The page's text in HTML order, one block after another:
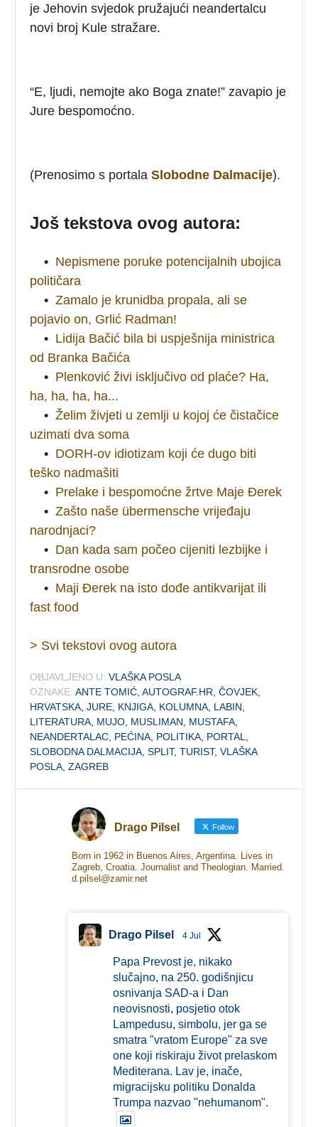
je Jehovin svjedok pružajući neandertalcu
novi broj Kule stražare.
“E, ljudi, nemojte ako Boga znate!” zavapio je
Jure bespomoćno.
(Prenosimo s portalaSlobodne Dalmacije).
Još tekstova ovog autora:
• Nepismene poruke potencijalnih ubojica
političara
• Zamalo je krunidba propala, ali se
pojavio on, Grlić Radman!
• Lidija Bačić bila bi uspješnija ministrica
od Branka Bačića
• Plenković živi isključivo od plaće? Ha,
ha, ha, ha, ha...
• Želim živjeti u zemlji u kojoj će čistačice
uzimati dva soma
• DORH-ov idiotizam koji će dugo biti
teško nadmašiti
• Prelake i bespomoćne žrtve Maje Đerek
• Zašto naše übermensche vrijeđaju
narodnjaci?
• Dan kada sam počeo cijeniti lezbijke i
transrodne osobe
• Maji Đerek na isto dođe antikvarijat ili
fast food
> Svi tekstovi ovog autora
OBJAVLJENO U: VLAŠKA POSLA
OZNAKE: ANTE TOMIĆ ,AUTOGRAF.HR ,ČOVJEK
HRVATSKA ,JURE KNJIGA KOLUMNA LABIN
LITERATURA MUJO MUSLIMAN MUSTAFA
NEANDERTALAC PEĆINA POLITIKA PORTAL
SLOBODNA DALMACIJA ,SPLIT,TURIST,VLAŠKA
POSLA ,ZAGREB
Drago Pilsel Follow
Born in 1962 in Buenos Aires, Argentina. Lives in
Zagreb, Croatia. Journalist and Theologian. Married.
d.pilsel@zamir.net
Drago Pilsel 4 Jul
Papa Prevost je, nikako
slučajno, na 250. godišnjicu
osnivanja SAD-a i Dan
neovisnosti, posjetio otok
Lampedusu, simbolu, jer ga se
smatra "vratom Europe" za sve
one koji riskiraju život prelaskom
Mediterana. Lav je, inače,
migracijsku politiku Donalda
Trumpa nazvao "nehumanom".